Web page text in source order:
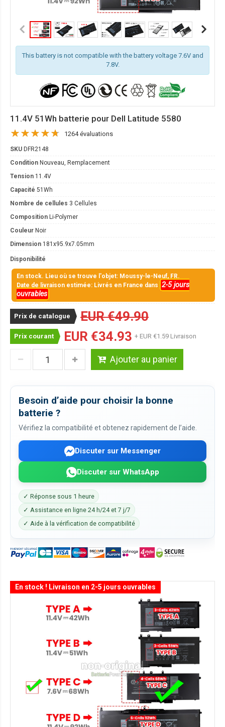
This battery is not compatible with the battery voltage 7.6V and
7.8V.
11.4V 51Wh batterie pour Dell Latitude 5580
1264 évaluations
SKU DFR2148
Condition Nouveau, Remplacement
Tension 11.4V
Capacité 51Wh
Nombre de cellules 3 Cellules
Composition Li-Polymer
Couleur Noir
Dimension 181x95.9x7.05mm
Disponibilité
En stock. Lieu où se trouve l'objet: Moussy-le-Neuf, FR.
Date de livraison estimée: Livrés en France dans 2-5 jours
ouvrables
Prix de catalogue EUR €49.90
Prix courant EUR €34.93 + EUR €1.59 Livraison
Ajouter au panier
Besoin d’aide pour choisir la bonne
batterie ?
Vérifiez la compatibilité et obtenez rapidement de l’aide.
Discuter sur Messenger
Discuter sur WhatsApp
✓ Réponse sous 1 heure
✓ Assistance en ligne 24 h/24 et 7 j/7
✓ Aide à la vérification de compatibilité
En stock ! Livraison en 2-5 jours ouvrables